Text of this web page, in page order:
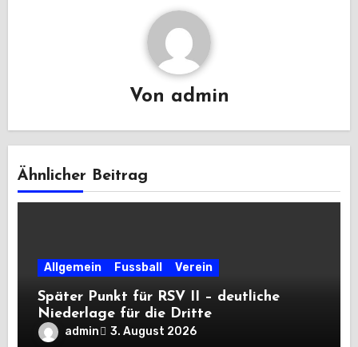
Von admin
Ähnlicher Beitrag
Allgemein Fussball Verein
Später Punkt für RSV II – deutliche
Niederlage für die Dritte
admin 3. August 2026